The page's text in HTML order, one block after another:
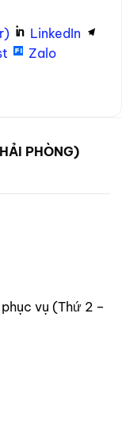
LinkedIn
Zalo
PHÒNG)
vụ (Thứ 2 –